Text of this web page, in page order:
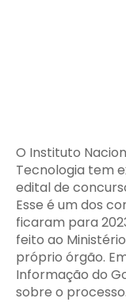
O Instituto
Tecnologia tem
edital de
Esse é um dos
ficaram para
feito ao
próprio órgão.
Informação do
sobre o processo.